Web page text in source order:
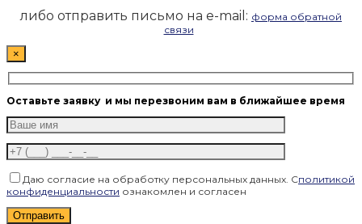
либо отправить письмо на e-mail: форма обратной
связи
×
Оставьте заявку и мы перезвоним вам в ближайшее время
Даю согласие на обработку персональных данных. Сполитикой
конфиденциальности ознакомлен и согласен
Оставьте это поле пустым.